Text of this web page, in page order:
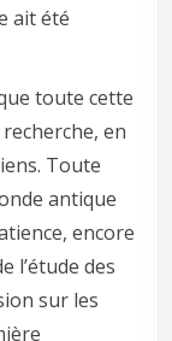
ait été
toute cette
en
Toute
antique
encore
l’étude des
sur les